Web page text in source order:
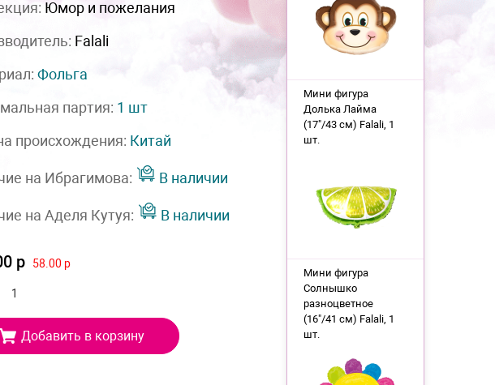
Юмор и пожелания
Falali
Фольга
партия: 1 шт
происхождения: Китай
на Ибрагимова: В наличии
на Аделя Кутуя: В наличии
р 58.00 р
Добавить в корзину
Мини фигура
Долька Лайма
(17"/43 см) Falali, 1
шт.
Мини фигура
Солнышко
разноцветное
(16"/41 см) Falali, 1
шт.